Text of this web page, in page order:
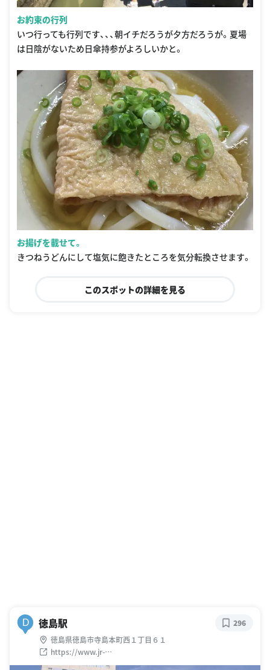
お約束の行列
いつ行っても行列です、、、朝イチだろうが夕方だろうが。夏場
は日陰がないため日傘持参がよろしいかと。
お揚げを載せて。
きつねうどんにして塩気に飽きたところを気分転換させます。
このスポットの詳細を見る
D 徳島駅
徳島県徳島市寺島本町西１丁目６１
https://www.jr-
shikoku.co.jp/01_trainbus/kakueki/tokushima/
296